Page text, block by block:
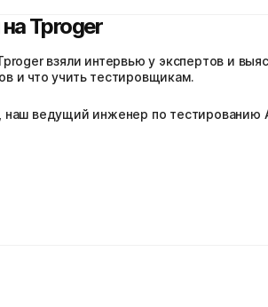
Tproger
взяли интервью у экспертов и
и что учить тестировщикам.
ведущий инженер по тестированию